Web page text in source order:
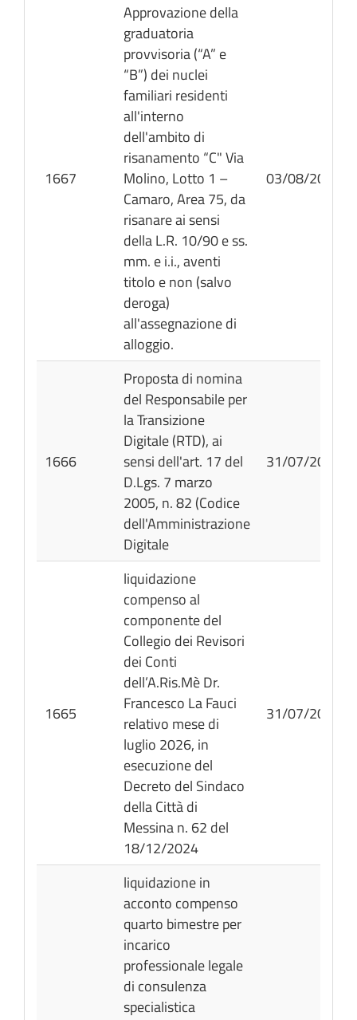
1667
Approvazione della
graduatoria
provvisoria (“A” e
“B”) dei nuclei
familiari residenti
all'interno
dell'ambito di
risanamento “C" Via
Molino, Lotto 1 –
Camaro, Area 75, da
risanare ai sensi
della L.R. 10/90 e ss.
mm. e i.i., aventi
titolo e non (salvo
deroga)
all'assegnazione di
alloggio.
03/08/2026
1666
Proposta di nomina
del Responsabile per
la Transizione
Digitale (RTD), ai
sensi dell'art. 17 del
D.Lgs. 7 marzo
2005, n. 82 (Codice
dell'Amministrazione
Digitale
31/07/2026
1665
liquidazione
compenso al
componente del
Collegio dei Revisori
dei Conti
dell’A.Ris.Mè Dr.
Francesco La Fauci
relativo mese di
luglio 2026, in
esecuzione del
Decreto del Sindaco
della Città di
Messina n. 62 del
18/12/2024
31/07/2026
liquidazione in
acconto compenso
quarto bimestre per
incarico
professionale legale
di consulenza
specialistica